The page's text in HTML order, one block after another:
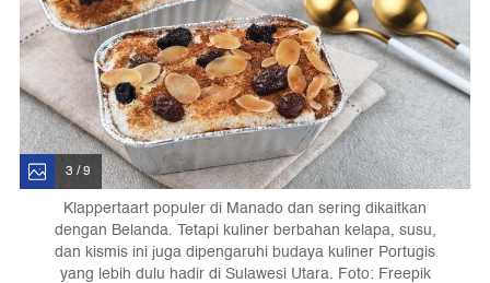
3 / 9
Klappertaart populer di Manado dan sering dikaitkan
dengan Belanda. Tetapi kuliner berbahan kelapa, susu,
dan kismis ini juga dipengaruhi budaya kuliner Portugis
yang lebih dulu hadir di Sulawesi Utara. Foto: Freepik